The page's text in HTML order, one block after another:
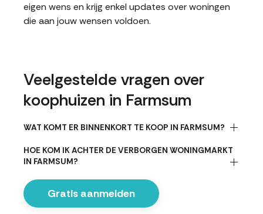
eigen wens en krijg enkel updates over woningen
die aan jouw wensen voldoen.
Veelgestelde vragen over
koophuizen in Farmsum
WAT KOMT ER BINNENKORT TE KOOP IN FARMSUM?
HOE KOM IK ACHTER DE VERBORGEN WONINGMARKT
IN FARMSUM?
Gratis aanmelden